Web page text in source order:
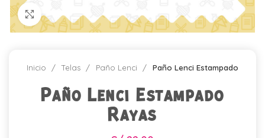
Click para agrandar
Inicio Telas Paño Lenci Paño Lenci Estampado
Paño Lenci Estampado
Rayas